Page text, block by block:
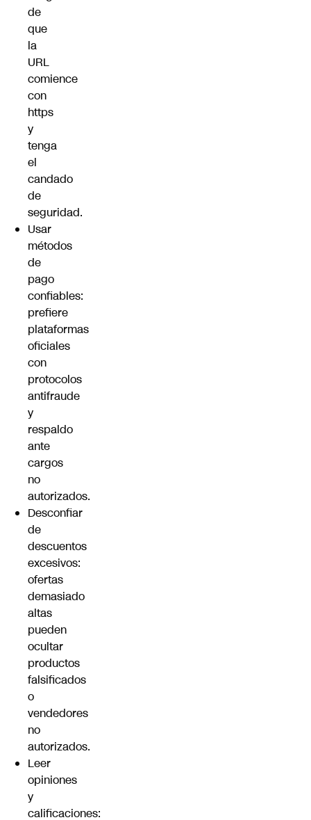
de
que
la
URL
comience
con
https
y
tenga
el
candado
de
seguridad.
Usar
métodos
de
pago
confiables:
prefiere
plataformas
oficiales
con
protocolos
antifraude
y
respaldo
ante
cargos
no
autorizados.
Desconfiar
de
descuentos
excesivos:
ofertas
demasiado
altas
pueden
ocultar
productos
falsificados
o
vendedores
no
autorizados.
Leer
opiniones
y
calificaciones: